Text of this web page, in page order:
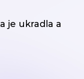
je ukradla a